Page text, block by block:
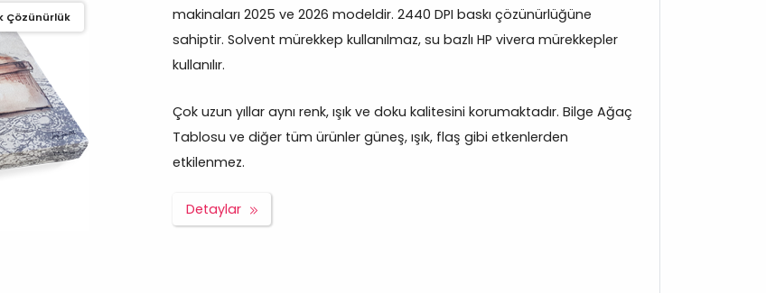
Çözünürlük
makinaları 2025 ve 2026 modeldir. 2440 DPI baskı çözünürlüğüne
sahiptir. Solvent mürekkep kullanılmaz, su bazlı HP vivera mürekkepler
kullanılır.
Çok uzun yıllar aynı renk, ışık ve doku kalitesini korumaktadır. Bilge Ağaç
Tablosu ve diğer tüm ürünler güneş, ışık, flaş gibi etkenlerden
etkilenmez.
Detaylar